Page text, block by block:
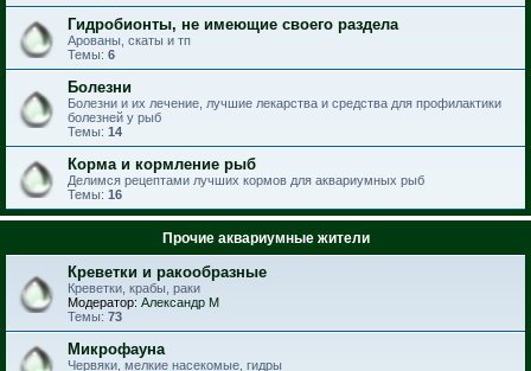
Гидробионты, не имеющие своего раздела
Арованы, скаты и тп
Темы: 6
Болезни
Болезни и их лечение, лучшие лекарства и средства для профилактики
болезней у рыб
Темы: 14
Корма и кормление рыб
Делимся рецептами лучших кормов для аквариумных рыб
Темы: 16
Прочие аквариумные жители
Креветки и ракообразные
Креветки, крабы, раки
Модератор: Александр М
Темы: 73
Микрофауна
Червяки, мелкие насекомые, гидры